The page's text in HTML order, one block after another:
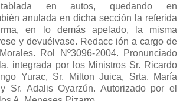
en autos, quedando en
anulada en dicha sección la referida
en lo demás apelado, la misma
y devuélvase. Redacc ión a cargo de
Rol Nº3096-2004. Pronunciado
integrada por los Ministros Sr. Ricardo
Yurac, Sr. Milton Juica, Srta. María
Sr. Adalis Oyarzún. Autorizado por el